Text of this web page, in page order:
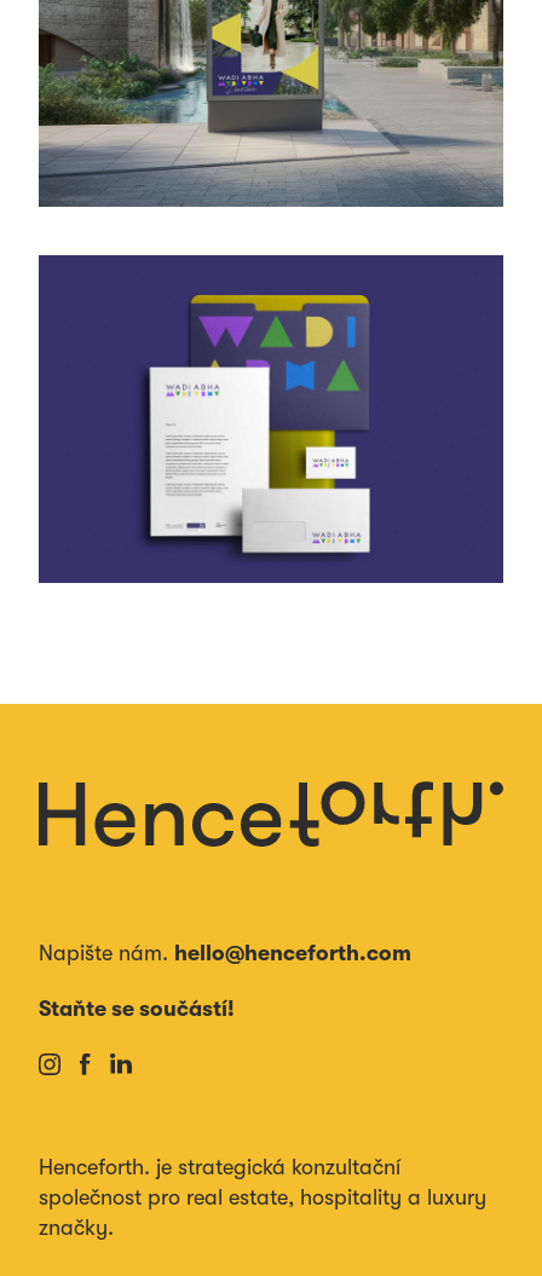
Napište nám. hello@henceforth.com
Staňte se součástí!
Henceforth. je strategická konzultační
společnost pro real estate, hospitality a luxury
značky.